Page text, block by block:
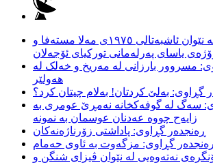
ڕەنجدەر گڕاوی: لە نێوان ئاشبەتالی ١٩٧٥ی مەلا مستەفا و
یاسای پەرلەمانی تورکیای ئۆجەلان
مسروور بارزانی لە مەریخ و خەلک لە
هەولێر
گڕاوی: بەلێ کردتان! بەلام چیتان کرد؟
سەگ لە گوفەکخانە نەمڕێ عومری بە
زایەح چووە عەدنان عوسمان بە نمونە
ڕەنجدەر گڕاوی: پاداشتی زۆرناژەنەکان
ڕەنجدەر گڕاوی: مزگەوت بە ئاوی حەمام
نەتەوەیی لە نێوان ڤیزای شنگن و